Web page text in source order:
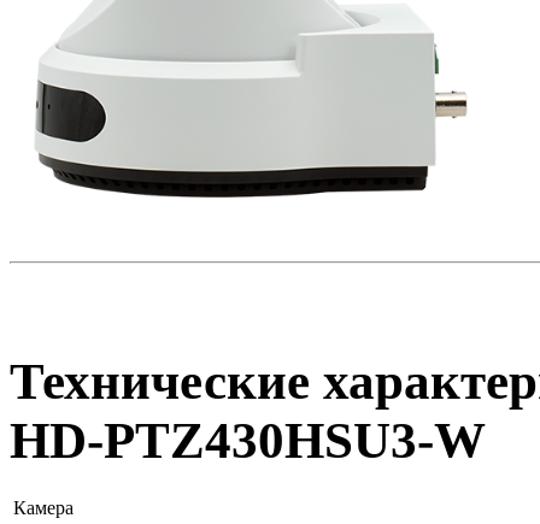
Технические
HD-PTZ430HSU3-W
Камера